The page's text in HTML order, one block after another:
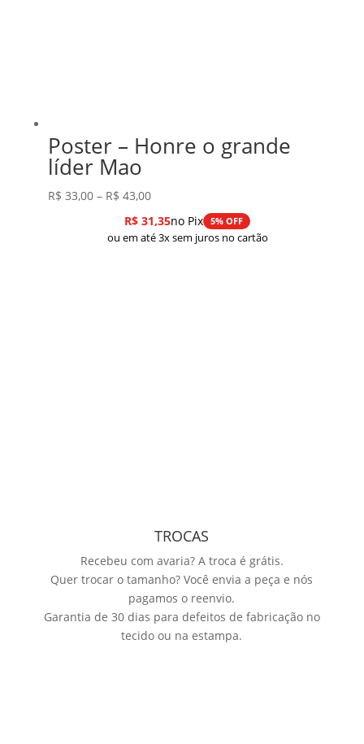
Poster – Honre o grande
líder Mao
R$ 33,00 – R$ 43,00Faixa
de
preço:
R$ 31,35no Pix 5% OFF
ou em até 3x sem juros no cartão
TROCAS
Recebeu com avaria? A troca é grátis.
Quer trocar o tamanho? Você envia a peça e nós
pagamos o reenvio.
Garantia de 30 dias para defeitos de fabricação no
tecido ou na estampa.